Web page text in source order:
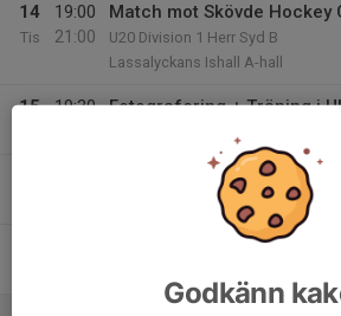
14
Tis
19:00
21:00
Match mot Skövde Hockey
U20 Division 1 Herr Syd B
Lassalyckans Ishall A-hall
15
19:30
Fotografering + Träning i
Godkänn